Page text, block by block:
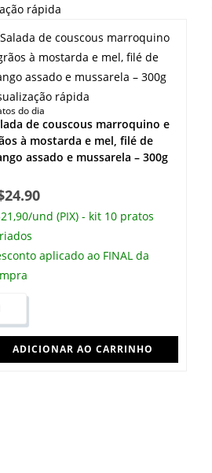
rápida
rápida
do dia
de couscous marroquino e
à mostarda e mel, filé de
assado e mussarela – 300g
24.90
und (PIX) - kit 10 pratos
aplicado ao FINAL da
ADICIONAR AO CARRINHO